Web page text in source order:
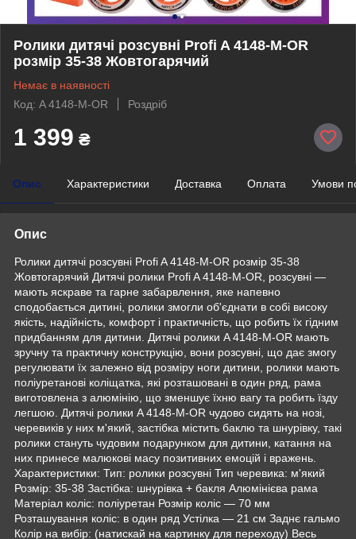
Ролики дитячі розсувні Profi A 4148-M-OR
розмір 35-38 Жовтогарячий
Немає в наявності
Код: A 4148-M-OR
Роздріб
1 399 ₴
Опис Характеристики Доставка Оплата Умови
Опис
Ролики дитячі розсувні Profi A 4148-M-OR розмір 35-38
Жовтогарячий Дитячі ролики Profi A 4148-M-OR, розсувні —
мають яскраве та гарне забарвлення, яке напевно
сподобається дитині, ролики змогли об'єднати в собі високу
якість, надійність, комфорт і практичність, що робить їх гідним
придбанням для дитини. Дитячі ролики A 4148-M-OR мають
зручну та практичну конструкцію, вони розсувні, що дає змогу
регулювати їх залежно від розміру ноги дитини, ролики мають
поліуретанові коліщатка, які розташовані в один ряд, рама
виготовлена з алюмінію, що зменшує їхню вагу та робить їзду
легшою. Дитячі ролики A 4148-M-OR чудово сидять на нозі,
черевиків у них м'який, застібка містить баклю та шнурівку, такі
ролики стануть чудовим подарунком для дитини, катання на
них принесе малюкові масу позитивних емоцій і вражень.
Характеристики: Тип: ролики розсувні Тип черевика: м'який
Розмір: 35-38 Застібка: шнурівка + бакля Алюмінієва рама
Матеріал коліс: поліуретан Розмір коліс — 70 мм
Розташування коліс: в один ряд Устілка — 21 см Заднє гальмо
Колір на вибір: (натискай на картинку для переходу) Весь